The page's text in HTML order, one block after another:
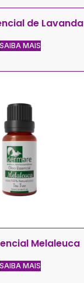
de Lavanda
SAIBA MAIS
Melaleuca
SAIBA MAIS